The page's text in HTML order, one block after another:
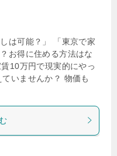
は可能？」 「東京で家
お得に住める方法はな
10万円で現実的にやっ
いませんか？ 物価も